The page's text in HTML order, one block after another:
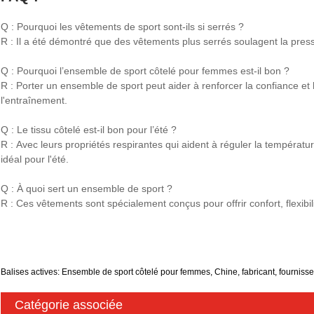
Q : Pourquoi les vêtements de sport sont-ils si serrés ?
R : Il a été démontré que des vêtements plus serrés soulagent la
Q : Pourquoi l’ensemble de sport côtelé pour femmes est-il bon ?
R : Porter un ensemble de sport peut aider à renforcer la confiance
l'entraînement.
Q : Le tissu côtelé est-il bon pour l’été ?
R : Avec leurs propriétés respirantes qui aident à réguler la
idéal pour l'été.
Q : À quoi sert un ensemble de sport ?
R : Ces vêtements sont spécialement conçus pour offrir confort,
Balises actives: Ensemble de sport côtelé pour femmes, Chine, fabricant,
Catégorie associée